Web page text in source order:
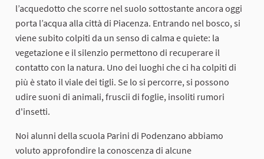
l’acquedotto che scorre nel suolo sottostante ancora oggi
porta l’acqua alla città di Piacenza. Entrando nel bosco, si
viene subito colpiti da un senso di calma e quiete: la
vegetazione e il silenzio permettono di recuperare il
contatto con la natura. Uno dei luoghi che ci ha colpiti di
più è stato il viale dei tigli. Se lo si percorre, si possono
udire suoni di animali, fruscii di foglie, insoliti rumori
d'insetti.
Noi alunni della scuola Parini di Podenzano abbiamo
voluto approfondire la conoscenza di alcune